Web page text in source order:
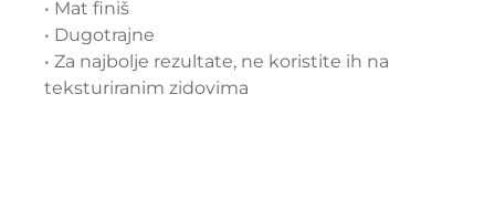
• Mat finiš
• Dugotrajne
• Za najbolje rezultate, ne koristite ih na
teksturiranim zidovima